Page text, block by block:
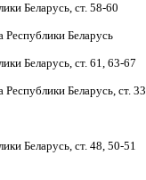
Беларусь, ст. 58-60
Республики Беларусь
Беларусь, ст. 61, 63-67
Республики Беларусь, ст.
Беларусь, ст. 48, 50-51